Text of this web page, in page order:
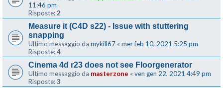
11:46 pm
Risposte:2
Measure it (C4D s22) - Issue with stuttering
snapping
Ultimo messaggio da mykill67 « mer feb 10, 2021 5:25 pm
Risposte:4
Cinema 4d r23 does not see Floorgenerator
Ultimo messaggio da masterzone « ven gen 22, 2021 4:49 pm
Risposte:3